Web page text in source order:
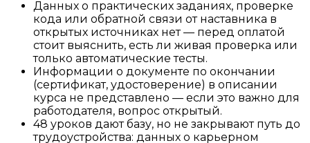
Данных о практических заданиях, проверке
кода или обратной связи от наставника в
открытых источниках нет — перед оплатой
стоит выяснить, есть ли живая проверка или
только автоматические тесты.
Информации о документе по окончании
(сертификат, удостоверение) в описании
курса не представлено — если это важно для
работодателя, вопрос открытый.
48 уроков дают базу, но не закрывают путь до
трудоустройства: данных о карьерном